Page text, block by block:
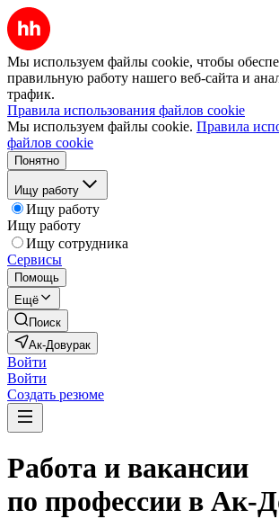
Мы используем файлы cookie, чтобы
правильную работу нашего веб-сайта и
трафик.
Правила использования файлов cookie
Мы используем файлы cookie. Правила
файлов cookie
Понятно
Ищу работу
Ищу работу
Ищу работу
Ищу сотрудника
Сервисы
Помощь
Ещё
Поиск
Ак-Довурак
Войти
Войти
Создать резюме
Работа и вакансии
по профессии в Ак-